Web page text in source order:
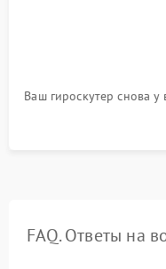
Ваш гироскутер снова
FAQ. Ответы на